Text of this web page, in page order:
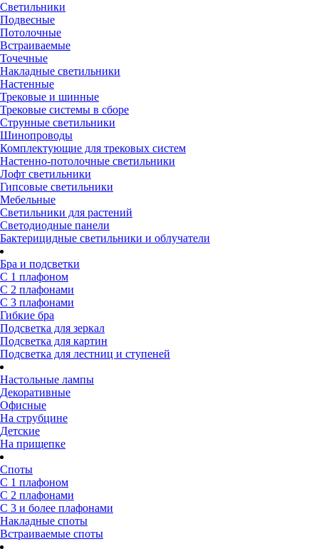
Светильники
Подвесные
Потолочные
Встраиваемые
Точечные
Накладные светильники
Настенные
Трековые и шинные
Трековые системы в сборе
Струнные светильники
Шинопроводы
Комплектующие для трековых систем
Настенно-потолочные светильники
Лофт светильники
Гипсовые светильники
Мебельные
Светильники для растений
Светодиодные панели
Бактерицидные светильники и облучатели
Бра и подсветки
С 1 плафоном
С 2 плафонами
С 3 плафонами
Гибкие бра
Подсветка для зеркал
Подсветка для картин
Подсветка для лестниц и ступеней
Настольные лампы
Декоративные
Офисные
На струбцине
Детские
На прищепке
Споты
С 1 плафоном
С 2 плафонами
С 3 и более плафонами
Накладные споты
Встраиваемые споты